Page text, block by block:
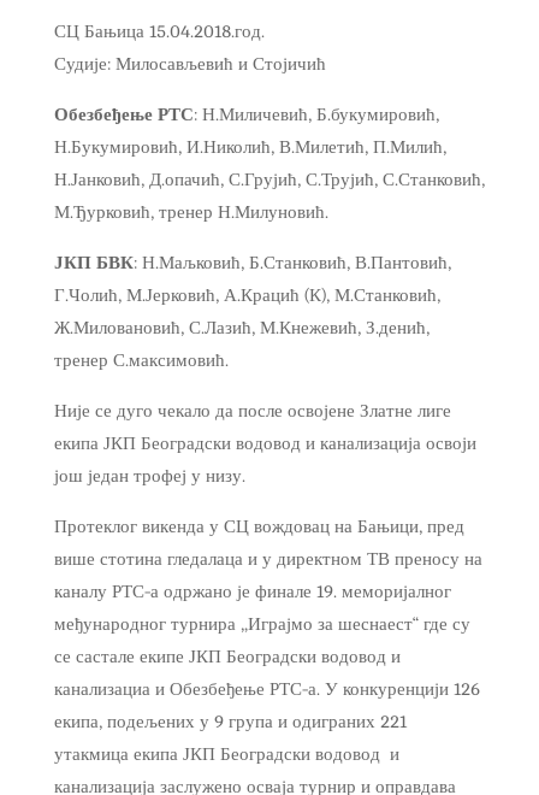
СЦ Бањица 15.04.2018.год.
Судије: Милосављевић и Стојичић
Обезбеђење РТС: Н.Миличевић, Б.букумировић,
Н.Букумировић, И.Николић, В.Милетић, П.Милић,
Н.Јанковић, Д.опачић, С.Грујић, С.Трујић, С.Станковић,
М.Ђурковић, тренер Н.Милуновић.
ЈКП БВК: Н.Маљковић, Б.Станковић, В.Пантовић,
Г.Чолић, М.Јерковић, А.Крацић (К), М.Станковић,
Ж.Миловановић, С.Лазић, М.Кнежевић, З.денић,
тренер С.максимовић.
Није се дуго чекало да после освојене Златне лиге
екипа ЈКП Београдски водовод и канализација освоји
још један трофеј у низу.
Протеклог викенда у СЦ вождовац на Бањици, пред
више стотина гледалаца и у директном ТВ преносу на
каналу РТС-а одржано је финале 19. меморијалног
међународног турнира „Играјмо за шеснаест“ где су
се састале екипе ЈКП Београдски водовод и
канализациа и Обезбеђење РТС-а. У конкуренцији 126
екипа, подељених у 9 група и одиграних 221
утакмица екипа ЈКП Београдски водовод и
канализација заслужено осваја турнир и оправдава